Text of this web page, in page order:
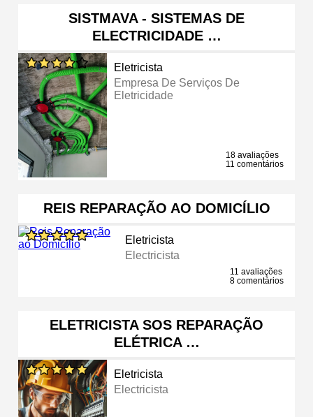
SISTMAVA - SISTEMAS DE
ELECTRICIDADE …
Eletricista
Empresa De Serviços De
Eletricidade
18 avaliações
11 comentários
REIS REPARAÇÃO AO DOMICÍLIO
Eletricista
Electricista
11 avaliações
8 comentários
ELETRICISTA SOS REPARAÇÃO
ELÉTRICA …
Eletricista
Electricista